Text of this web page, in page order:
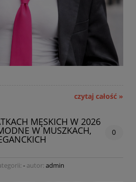
czytaj całość »
MĘSKICH W 2026
W MUSZKACH, 0
- autor: admin